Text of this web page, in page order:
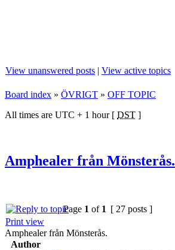
View unanswered posts | View active topics
Board index » ÖVRIGT » OFF TOPIC
All times are UTC + 1 hour [ DST ]
Amphealer från Mönsterås.
Page 1 of 1 [ 27 posts ]
Print view
Amphealer från Mönsterås.
Author